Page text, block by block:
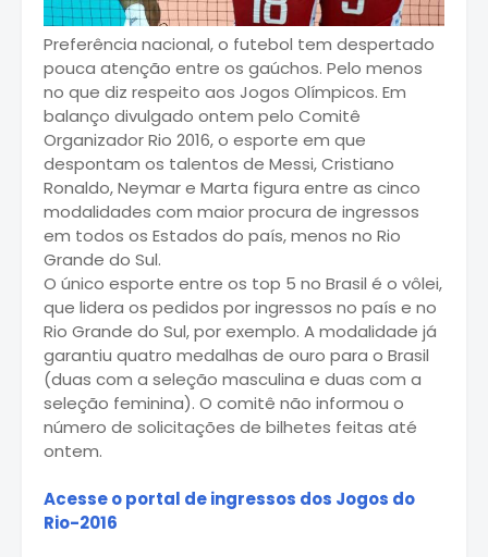
Preferência nacional, o futebol tem despertado
pouca atenção entre os gaúchos. Pelo menos
no que diz respeito aos Jogos Olímpicos. Em
balanço divulgado ontem pelo Comitê
Organizador Rio 2016, o esporte em que
despontam os talentos de Messi, Cristiano
Ronaldo, Neymar e Marta figura entre as cinco
modalidades com maior procura de ingressos
em todos os Estados do país, menos no Rio
Grande do Sul.
O único esporte entre os top 5 no Brasil é o vôlei,
que lidera os pedidos por ingressos no país e no
Rio Grande do Sul, por exemplo. A modalidade já
garantiu quatro medalhas de ouro para o Brasil
(duas com a seleção masculina e duas com a
seleção feminina). O comitê não informou o
número de solicitações de bilhetes feitas até
ontem.
Acesse o portal de ingressos dos Jogos do
Rio-2016